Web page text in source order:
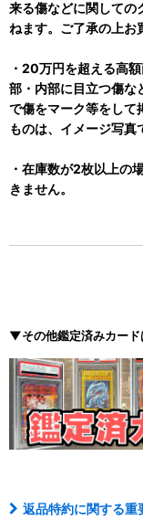
来る傷などに関しての
ねます。ご了承の上お
・20万円を超える高
部・内部に目立つ傷な
で傷をマーク等をして
ものは、イメージ写真
・在庫数が2枚以上の
きません。
▼その他鑑定済みカー
返品特約に関する重